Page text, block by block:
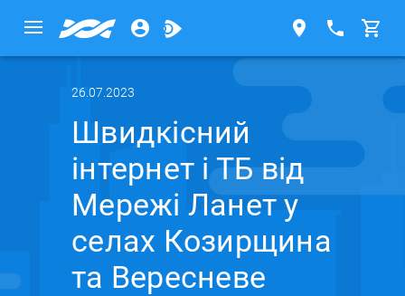
26.07.2023
Швидкісний
інтернет і ТБ від
Мережі Ланет у
селах Козирщина
та Вересневе